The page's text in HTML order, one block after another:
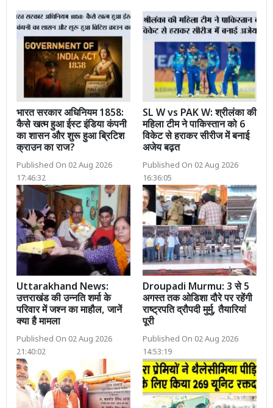
भारत सरकार अधिनियम 1858:
कैसे खत्म हुआ ईस्ट इंडिया कंपनी
का शासन और शुरू हुआ ब्रिटिश
क्राउन का राज?
Published On 02 Aug 2026
17:46:32
SL W vs PAK W: श्रीलंका की
महिला टीम ने पाकिस्तान को 6
विकेट से हराकर सीरीज में बनाई
अजेय बढ़त
Published On 02 Aug 2026
16:36:05
Uttarakhand News:
उत्तराखंड की उन्नति शर्मा के
परिवार में जश्न का माहौल, जानें
क्या है मामला
Published On 02 Aug 2026
21:40:02
Droupadi Murmu: 3 से 5
अगस्त तक ओडिशा दौरे पर रहेंगी
राष्ट्रपति द्रौपदी मुर्मु, तैयारियां
पूरी
Published On 02 Aug 2026
14:53:19